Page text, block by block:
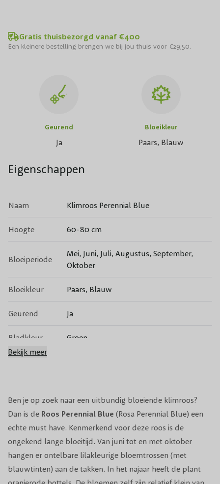
Gratis thuisbezorgd vanaf €400
Een kleinere bestelling brengen we bij jou thuis voor €29,50.
Ben je op zoek naar een uitbundig bloeiende klimroos?
Dan is de Roos Perennial Blue (Rosa Perennial Blue) een
echte must have. Kenmerkend voor deze roos is de
ongekend lange bloeitijd. Van juni tot en met oktober
hangen er ontelbare lilakleurige bloemtrossen (met
blauwtinten) aan de takken. In het najaar heeft de plant
Geurend
Ja
Bloeikleur
Paars, Blauw
Eigenschappen
Naam Klimroos Perennial Blue
Hoogte 60-80 cm
Bloeiperiode
Mei, Juni, Juli, Augustus, September,
Oktober
Bloeikleur Paars, Blauw
Geurend Ja
Bladkleur Groen
Volwassen
2-4 meter
Snoeiperiode maart
Standplaats Halfschaduw/Schaduw
Bekijk meer